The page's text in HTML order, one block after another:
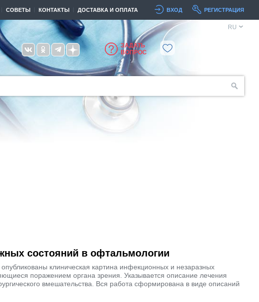
СОВЕТЫ КОНТАКТЫ ДОСТАВКА И ОПЛАТА ВХОД РЕГИСТРАЦИЯ
ЗАДАТЬ
ВОПРОС
RU
состояний в офтальмологии
клиническая картина инфекционных и незаразных
поражением органа зрения. Указывается описание лечения
вмешательства. Вся работа сформирована в виде описаний